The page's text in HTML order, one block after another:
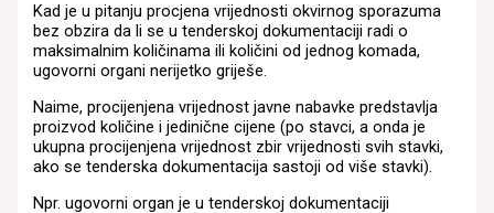
Kad je u pitanju procjena vrijednosti okvirnog sporazuma
bez obzira da li se u tenderskoj dokumentaciji radi o
maksimalnim količinama ili količini od jednog komada,
ugovorni organi nerijetko griješe.
Naime, procijenjena vrijednost javne nabavke predstavlja
proizvod količine i jedinične cijene (po stavci, a onda je
ukupna procijenjena vrijednost zbir vrijednosti svih stavki,
ako se tenderska dokumentacija sastoji od više stavki).
Npr. ugovorni organ je u tenderskoj dokumentaciji